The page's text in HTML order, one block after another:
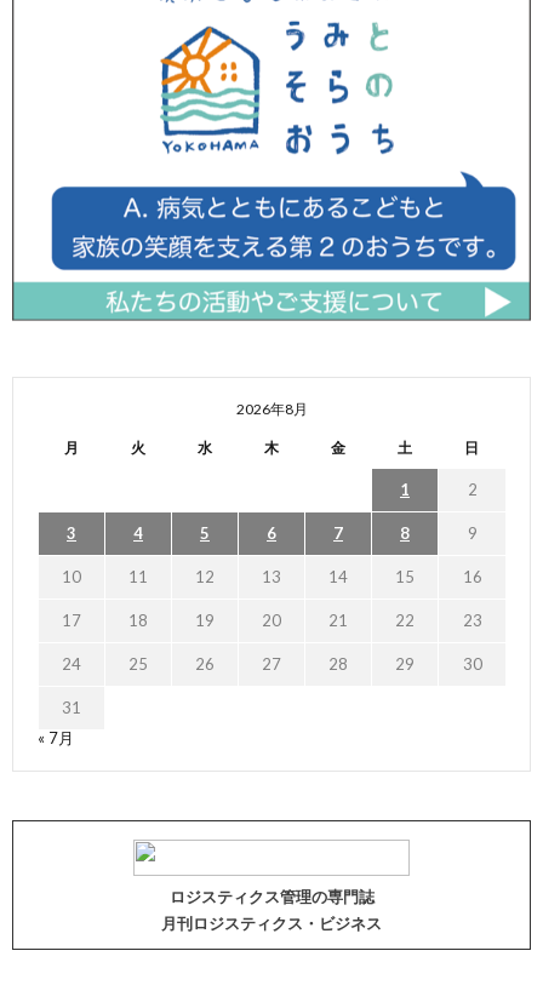
2026年8月
月 火 水 木 金 土 日
1 2
3 4 5 6 7 8 9
10 11 12 13 14 15 16
17 18 19 20 21 22 23
24 25 26 27 28 29 30
31
« 7月
ロジスティクス管理の専門誌
月刊ロジスティクス・ビジネス